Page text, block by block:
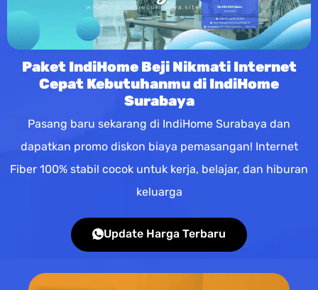
Paket IndiHome Beji Nikmati Internet
Cepat Kebutuhanmu di IndiHome
Surabaya
Pasang baru sekarang di IndiHome Surabaya dan
dapatkan promo diskon biaya pemasangan! Internet
Fiber 100% stabil cocok untuk kerja, belajar, dan hiburan
keluarga
Update Harga Terbaru